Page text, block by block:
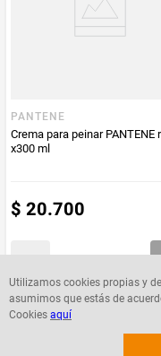
Utilizamos cookies propias y
asumimos que estás de
Cookies aquí
PANTENE
Crema para peinar PANTENE
x300 ml
$ 20.700